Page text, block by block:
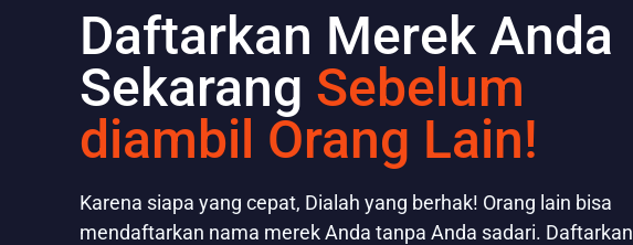
Daftarkan Merek Anda
Sekarang Sebelum
diambil Orang Lain!
Karena siapa yang cepat, Dialah yang berhak! Orang lain bisa
mendaftarkan nama merek Anda tanpa Anda sadari. Daftarkan